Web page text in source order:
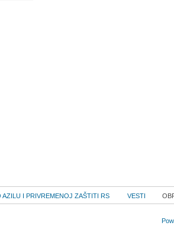
AZILU I PRIVREMENOJ ZAŠTITI RS VESTI